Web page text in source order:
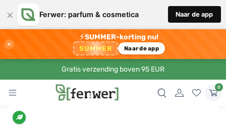
× Ferwer: parfum & cosmetica Naar de app
×
⚡SUMMER-korting nu!
SUMMER Naar de app
Gratis verzending boven 95 EUR
0